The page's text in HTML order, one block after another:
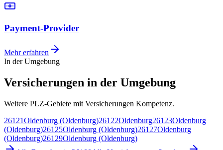
Payment-Provider
Mehr erfahren
In der Umgebung
Versicherungen in der Umgebung
Weitere PLZ-Gebiete mit Versicherungen Kompetenz.
26121Oldenburg (Oldenburg)26122Oldenburg26123Oldenburg
(Oldenburg)26125Oldenburg (Oldenburg)26127Oldenburg
(Oldenburg)26129Oldenburg (Oldenburg)